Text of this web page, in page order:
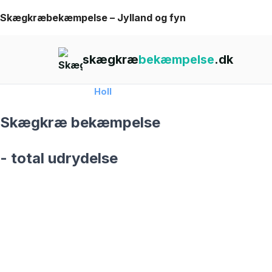
Skip
Skægkræbekæmpelse – Jylland og fyn
skægkræbekæmpelse.dk
Holl
Skægkræ bekæmpelse
- total udrydelse